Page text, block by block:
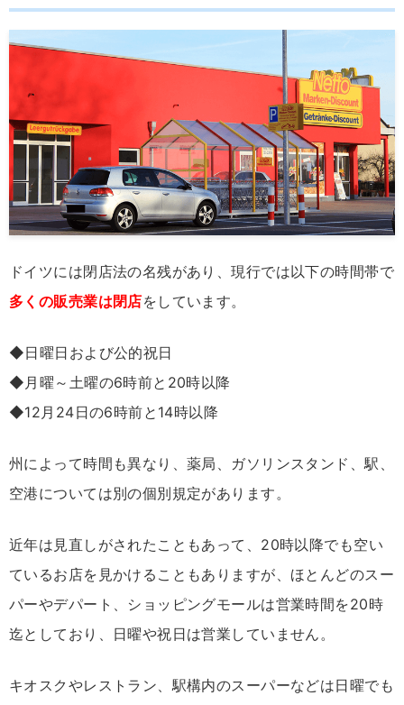
ドイツには閉店法の名残があり、現行では以下の時間帯で
多くの販売業は閉店をしています。
◆日曜日および公的祝日
◆月曜～土曜の6時前と20時以降
◆12月24日の6時前と14時以降
州によって時間も異なり、薬局、ガソリンスタンド、駅、
空港については別の個別規定があります。
近年は見直しがされたこともあって、20時以降でも空い
ているお店を見かけることもありますが、ほとんどのスー
パーやデパート、ショッピングモールは営業時間を20時
迄としており、日曜や祝日は営業していません。
キオスクやレストラン、駅構内のスーパーなどは日曜でも